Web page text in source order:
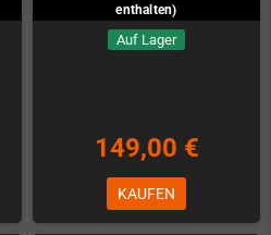
enthalten)
Auf Lager
149,00 €
KAUFEN